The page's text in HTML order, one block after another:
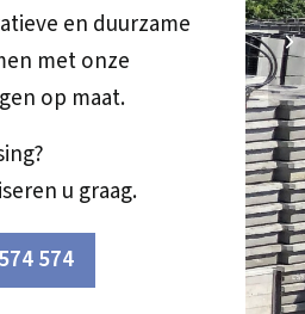
en duurzame
met onze
op maat.
u graag.
574